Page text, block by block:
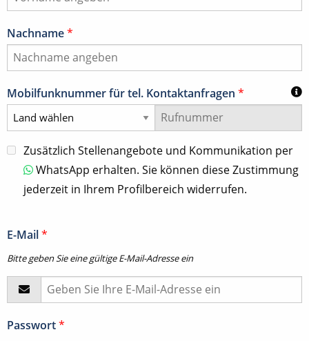
Nachname*
Mobilfunknummer für tel. Kontaktanfragen *
Zusätzlich Stellenangebote und Kommunikation per
WhatsApp erhalten. Sie können diese Zustimmung
jederzeit in Ihrem Profilbereich widerrufen.
E-Mail*
Bitte geben Sie eine gültige E-Mail-Adresse ein
Passwort*